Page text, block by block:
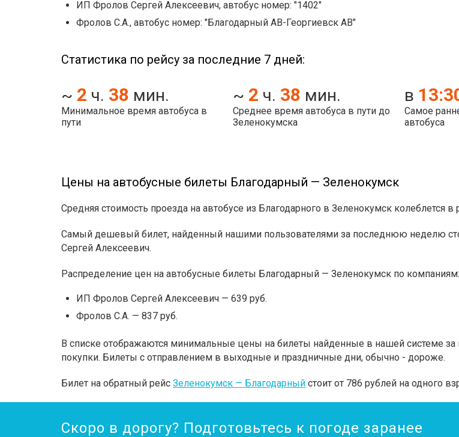
ИП Фролов Сергей Алексеевич, автобус номер: "1402"
Фролов С.А., автобус номер: "Благодарный АВ-Георгиевск АВ"
Статистика по рейсу за последние 7 дней:
~ 2 ч. 38 мин.
Минимальное время автобуса в
пути
~ 2 ч. 38 мин.
Среднее время автобуса в пути до
Зеленокумска
в
Самое
автобуса
Цены на автобусные билеты Благодарный — Зеленокумск
Средняя стоимость проезда на автобусе из Благодарного в Зеленокумск колеблется в
Самый дешевый билет, найденный нашими пользователями за последнюю неделю
Сергей Алексеевич.
Распределение цен на автобусные билеты Благодарный — Зеленокумск по компаниям:
ИП Фролов Сергей Алексеевич — 639 руб.
Фролов С.А. — 837 руб.
В списке отображаются минимальные цены на билеты найденные в нашей системе за
покупки. Билеты с отправлением в выходные и праздничные дни, обычно - дороже.
Билет на обратный рейс Зеленокумск — Благодарный стоит от 786 рублей на одного
Скоро в дорогу? Подготовьтесь к погоде заранее